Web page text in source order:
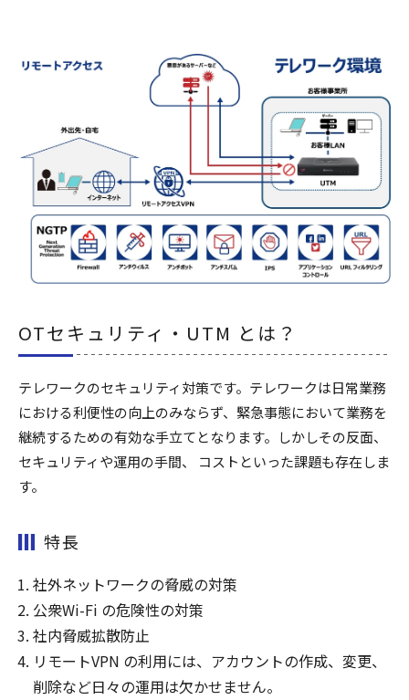
OTセキュリティ・UTM とは？
テレワークのセキュリティ対策です。テレワークは日常業務
における利便性の向上のみならず、緊急事態において業務を
継続するための有効な手立てとなります。しかしその反面、
セキュリティや運用の手間、 コストといった課題も存在しま
す。
特長
社外ネットワークの脅威の対策
公衆Wi-Fi の危険性の対策
社内脅威拡散防止
リモートVPN の利用には、アカウントの作成、変更、
削除など日々の運用は欠かせません。